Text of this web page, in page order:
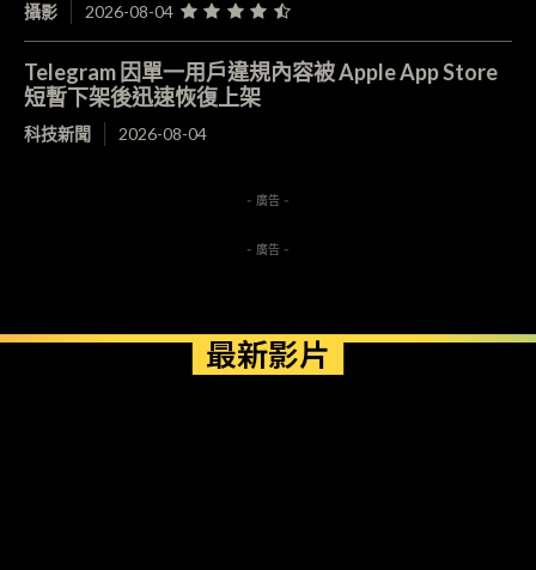
攝影 2026-08-04
Telegram 因單一用戶違規內容被 Apple App Store
短暫下架後迅速恢復上架
科技新聞 2026-08-04
- 廣告 -
- 廣告 -
最新影片